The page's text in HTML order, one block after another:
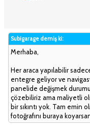
Subigarage demiş ki:
Merhaba,
Her araca yapılabilir
entegre geliyor ve
panelide değişmek
çözebiliriz ama maliyetli
bir sıkıntı yok. Tam emin
fotoğrafını buraya